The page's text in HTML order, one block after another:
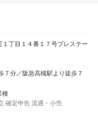
１丁目１４番１７号プレステー
７分／阪急高槻駅より徒歩７
種
確定申告 流通・小売